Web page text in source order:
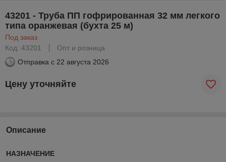
43201 - Труба ПП гофрированная 32 мм легкого
типа оранжевая (бухта 25 м)
Под заказ
Код: 43201
Опт и розница
Отправка с 22 августа 2026
Цену уточняйте
Описание
НАЗНАЧЕНИЕ